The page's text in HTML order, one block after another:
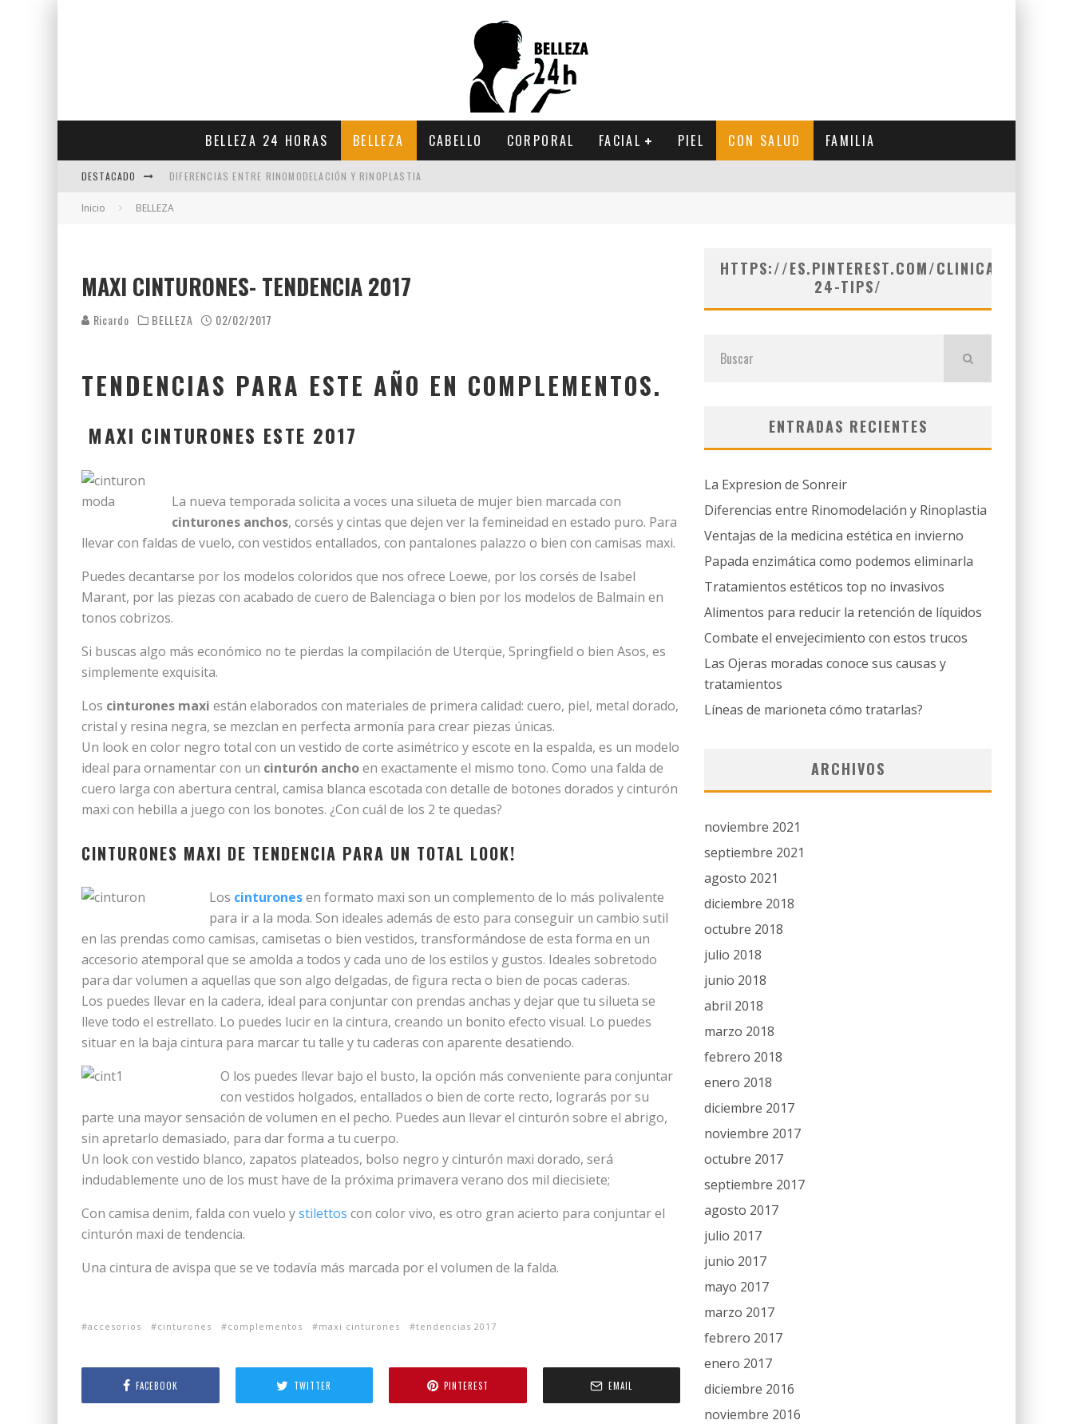
BELLEZA 24 HORAS BELLEZA CABELLO CORPORAL FACIAL PIEL CON SALUD FAMILIA
DESTACADO DIFERENCIAS ENTRE RINOMODELACIÓN Y RINOPLASTIA
VENTAJAS DE LA MEDICINA ESTÉTICA EN INVIERNO
Inicio BELLEZA
MAXI CINTURONES- TENDENCIA 2017
Ricardo BELLEZA 02/02/2017
TENDENCIAS PARA ESTE AÑO EN COMPLEMENTOS.
MAXI CINTURONES ESTE 2017
La nueva temporada solicita a voces una silueta de mujer bien marcada con
cinturones anchos, corsés y cintas que dejen ver la femineidad en estado puro. Para
llevar con faldas de vuelo, con vestidos entallados, con pantalones palazzo o bien con camisas maxi.
Puedes decantarse por los modelos coloridos que nos ofrece Loewe, por los corsés de Isabel
Marant, por las piezas con acabado de cuero de Balenciaga o bien por los modelos de Balmain en
tonos cobrizos.
Si buscas algo más económico no te pierdas la compilación de Uterqüe, Springfield o bien Asos, es
simplemente exquisita.
Los cinturones maxi están elaborados con materiales de primera calidad: cuero, piel, metal dorado,
cristal y resina negra, se mezclan en perfecta armonía para crear piezas únicas.
Un look en color negro total con un vestido de corte asimétrico y escote en la espalda, es un modelo
ideal para ornamentar con un cinturón anchoen exactamente el mismo tono. Como una falda de
cuero larga con abertura central, camisa blanca escotada con detalle de botones dorados y cinturón
maxi con hebilla a juego con los bonotes. ¿Con cuál de los 2 te quedas?
CINTURONES MAXI DE TENDENCIA PARA UN TOTAL LOOK!
Los cinturonesen formato maxi son un complemento de lo más polivalente
para ir a la moda. Son ideales además de esto para conseguir un cambio sutil
en las prendas como camisas, camisetas o bien vestidos, transformándose de esta forma en un
accesorio atemporal que se amolda a todos y cada uno de los estilos y gustos. Ideales sobretodo
para dar volumen a aquellas que son algo delgadas, de figura recta o bien de pocas caderas.
Los puedes llevar en la cadera, ideal para conjuntar con prendas anchas y dejar que tu silueta se
lleve todo el estrellato. Lo puedes lucir en la cintura, creando un bonito efecto visual. Lo puedes
situar en la baja cintura para marcar tu talle y tu caderas con aparente desatiendo.
O los puedes llevar bajo el busto, la opción más conveniente para conjuntar
con vestidos holgados, entallados o bien de corte recto, lograrás por su
parte una mayor sensación de volumen en el pecho. Puedes aun llevar el cinturón sobre el abrigo,
sin apretarlo demasiado, para dar forma a tu cuerpo.
Un look con vestido blanco, zapatos plateados, bolso negro y cinturón maxi dorado, será
indudablemente uno de los must have de la próxima primavera verano dos mil diecisiete;
Con camisa denim, falda con vuelo ystilettos con color vivo, es otro gran acierto para conjuntar el
cinturón maxi de tendencia.
Una cintura de avispa que se ve todavía más marcada por el volumen de la falda.
accesorios cinturones complementos maxi cinturones tendencias 2017
FACEBOOK TWITTER PINTEREST EMAIL
HTTPS://ES.PINTEREST.COM/
24-TIPS/
ENTRADAS RECIENTES
La Expresion de Sonreir
Diferencias entre Rinomodelación y Rinoplastia
Ventajas de la medicina estética en invierno
Papada enzimática como podemos eliminarla
Tratamientos estéticos top no invasivos
Alimentos para reducir la retención de líquidos
Combate el envejecimiento con estos trucos
Las Ojeras moradas conoce sus causas y
tratamientos
Líneas de marioneta cómo tratarlas?
ARCHIVOS
noviembre 2021
septiembre 2021
agosto 2021
diciembre 2018
octubre 2018
julio 2018
junio 2018
abril 2018
marzo 2018
febrero 2018
enero 2018
diciembre 2017
noviembre 2017
octubre 2017
septiembre 2017
agosto 2017
julio 2017
junio 2017
mayo 2017
marzo 2017
febrero 2017
enero 2017
diciembre 2016
noviembre 2016